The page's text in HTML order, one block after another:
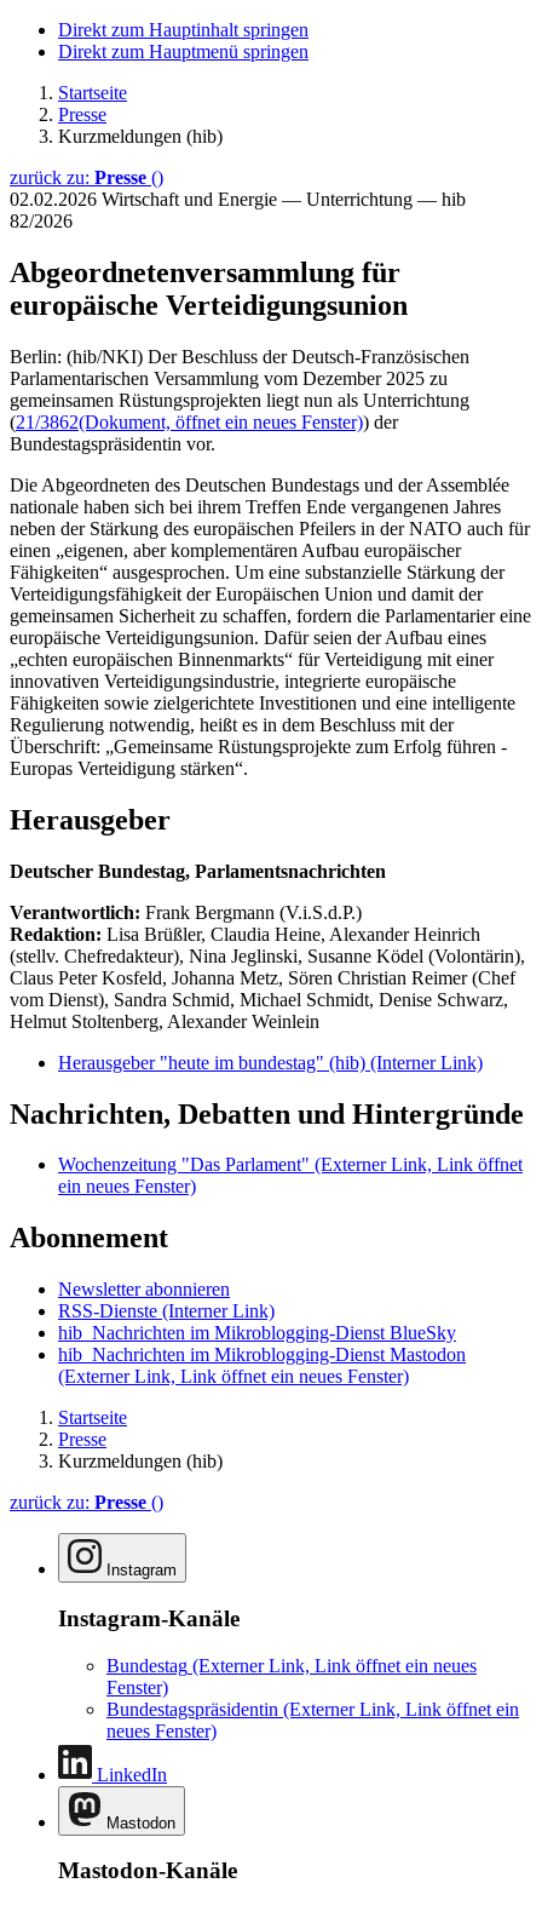
Direkt zum Hauptinhalt springen
Direkt zum Hauptmenü springen
Startseite
Presse
Kurzmeldungen (hib)
zurück zu: Presse ()
02.02.2026 Wirtschaft und Energie — Unterrichtung — hib
82/2026
Abgeordnetenversammlung für
europäische Verteidigungsunion
Berlin: (hib/NKI) Der Beschluss der Deutsch-Französischen
Parlamentarischen Versammlung vom Dezember 2025 zu
gemeinsamen Rüstungsprojekten liegt nun als Unterrichtung
(21/3862(Dokument, öffnet ein neues Fenster)) der
Bundestagspräsidentin vor.
Die Abgeordneten des Deutschen Bundestags und der Assemblée
nationale haben sich bei ihrem Treffen Ende vergangenen Jahres
neben der Stärkung des europäischen Pfeilers in der NATO auch für
einen „eigenen, aber komplementären Aufbau europäischer
Fähigkeiten“ ausgesprochen. Um eine substanzielle Stärkung der
Verteidigungsfähigkeit der Europäischen Union und damit der
gemeinsamen Sicherheit zu schaffen, fordern die Parlamentarier eine
europäische Verteidigungsunion. Dafür seien der Aufbau eines
„echten europäischen Binnenmarkts“ für Verteidigung mit einer
innovativen Verteidigungsindustrie, integrierte europäische
Fähigkeiten sowie zielgerichtete Investitionen und eine intelligente
Regulierung notwendig, heißt es in dem Beschluss mit der
Überschrift: „Gemeinsame Rüstungsprojekte zum Erfolg führen -
Europas Verteidigung stärken“.
Herausgeber
Deutscher Bundestag, Parlamentsnachrichten
Verantwortlich: Frank Bergmann (V.i.S.d.P.)
Redaktion: Lisa Brüßler, Claudia Heine, Alexander Heinrich
(stellv. Chefredakteur), Nina Jeglinski, Susanne Ködel (Volontärin),
Claus Peter Kosfeld, Johanna Metz, Sören Christian Reimer (Chef
vom Dienst), Sandra Schmid, Michael Schmidt, Denise Schwarz,
Helmut Stoltenberg, Alexander Weinlein
Herausgeber "heute im bundestag" (hib) (Interner Link)
Nachrichten, Debatten und Hintergründe
Wochenzeitung "Das Parlament" (Externer Link, Link öffnet
ein neues Fenster)
Abonnement
Newsletter abonnieren
RSS-Dienste (Interner Link)
hib_Nachrichten im Mikroblogging-Dienst BlueSky
hib_Nachrichten im Mikroblogging-Dienst Mastodon
(Externer Link, Link öffnet ein neues Fenster)
Startseite
Presse
Kurzmeldungen (hib)
zurück zu: Presse ()
Instagram
Instagram-Kanäle
Bundestag (Externer Link, Link öffnet ein neues
Fenster)
Bundestagspräsidentin (Externer Link, Link öffnet ein
neues Fenster)
LinkedIn
Mastodon
Mastodon-Kanäle